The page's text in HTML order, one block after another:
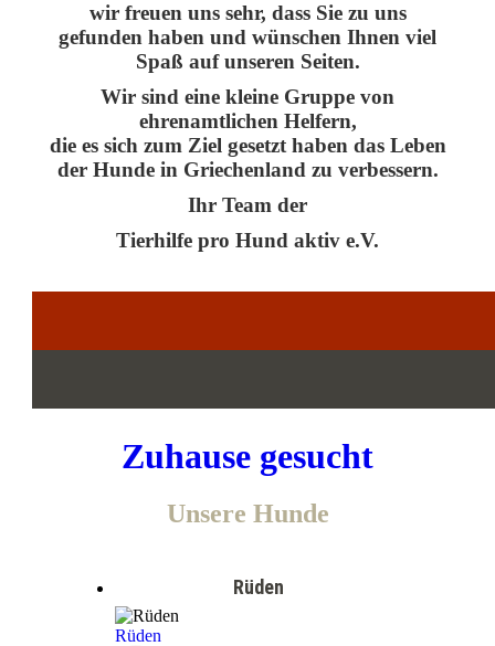
wir freuen uns sehr, dass Sie zu uns
gefunden haben und wünschen Ihnen viel
Spaß auf unseren Seiten.
Wir sind eine kleine Gruppe von
ehrenamtlichen Helfern,
die es sich zum Ziel gesetzt haben das Leben
der Hunde in Griechenland zu verbessern.
Ihr Team der
Tierhilfe pro Hund aktiv e.V.
Zuhause gesucht
Unsere Hunde
Rüden
Rüden